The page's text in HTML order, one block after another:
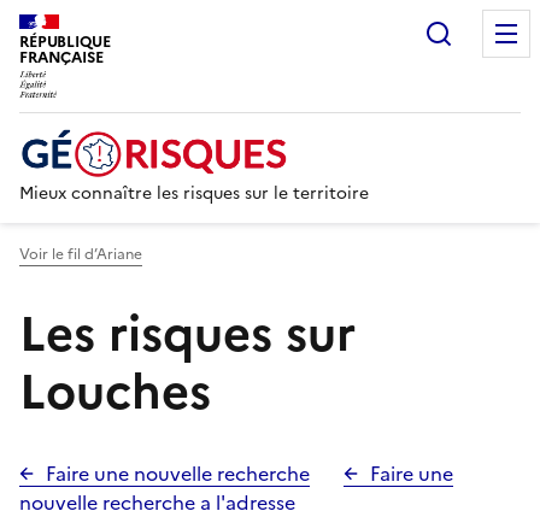
RÉPUBLIQUE
FRANÇAISE
Mieux connaître les risques sur le territoire
Voir le fil d’Ariane
Les risques sur
Louches
Faire une nouvelle recherche
Faire une
nouvelle recherche a l'adresse